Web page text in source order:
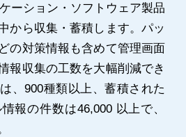
ーション・ソフトウェア製品
から収集・蓄積します。パッ
の対策情報も含めて管理画面
報収集の工数を大幅削減でき
、900種類以上、蓄積された
報の件数は46,000 以上で、